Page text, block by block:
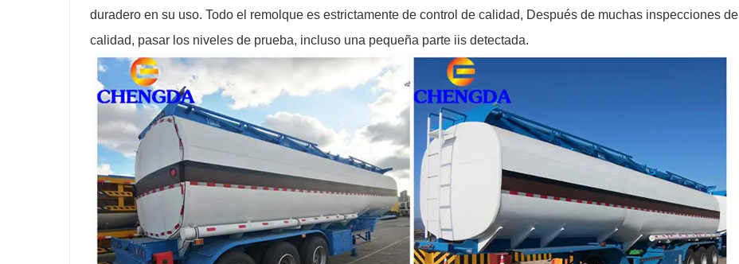
duradero en su uso. Todo el remolque es estrictamente de control de calidad, Después de muchas inspecciones de
calidad, pasar los niveles de prueba, incluso una pequeña parte iis detectada.